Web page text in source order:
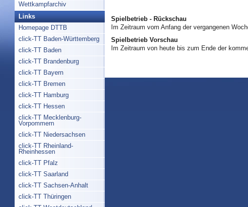
Wettkampfarchiv
Links
Homepage DTTB
click-TT Baden-Württemberg
click-TT Baden
click-TT Brandenburg
click-TT Bayern
click-TT Bremen
click-TT Hamburg
click-TT Hessen
click-TT Mecklenburg-
Vorpommern
click-TT Niedersachsen
click-TT Rheinland-
Rheinhessen
click-TT Pfalz
click-TT Saarland
click-TT Sachsen-Anhalt
click-TT Thüringen
Spielbetrieb - Rückschau
Im Zeitraum vom Anfang der vergangenen
Spielbetrieb Vorschau
Im Zeitraum von heute bis zum Ende der